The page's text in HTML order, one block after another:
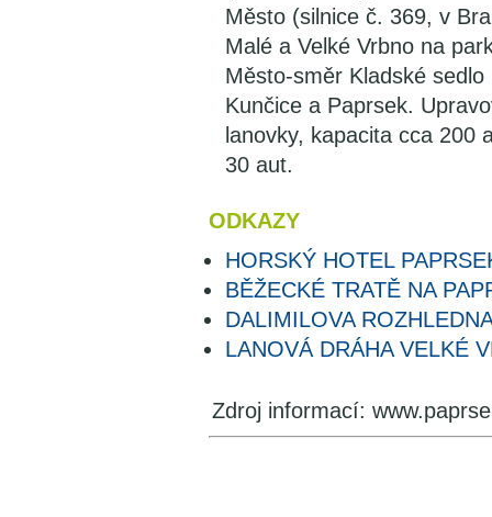
Město (silnice č. 369, v
Malé a Velké Vrbno na
Město-směr Kladské
Kunčice a Paprsek.
lanovky, kapacita cca 200
30 aut.
ODKAZY
HORSKÝ HOTEL
BĚŽECKÉ TRATĚ NA
DALIMILOVA
LANOVÁ DRÁHA VELKÉ
Zdroj informací: